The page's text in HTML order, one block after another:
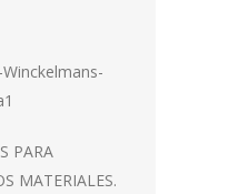
PARA
MATERIALES.